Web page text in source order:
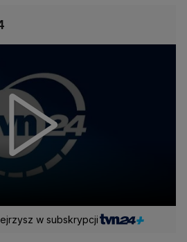
w subskrypcji